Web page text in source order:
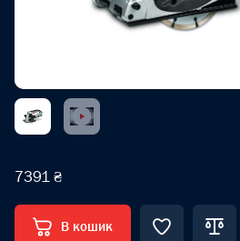
7391 ₴
В кошик